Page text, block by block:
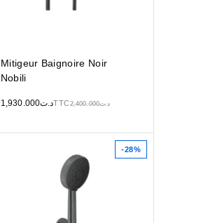
Mitigeur Baignoire Noir
Nobili
د.ت2,400.000 د.ت1,930.000 TTC
-28%